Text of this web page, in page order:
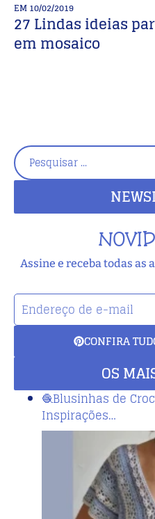
EM10/02/2019
27 Lindas ideias
em mosaico
Assine e receba todas as
CONFIRA
OS
🧶Blusinhas de
Inspirações…